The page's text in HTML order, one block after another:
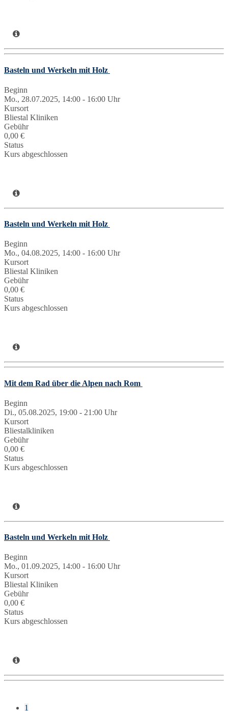
Basteln und Werkeln mit Holz
Beginn
Mo., 28.07.2025, 14:00 - 16:00 Uhr
Kursort
Bliestal Kliniken
Gebühr
0,00 €
Status
Kurs abgeschlossen
Basteln und Werkeln mit Holz
Beginn
Mo., 04.08.2025, 14:00 - 16:00 Uhr
Kursort
Bliestal Kliniken
Gebühr
0,00 €
Status
Kurs abgeschlossen
Mit dem Rad über die Alpen nach Rom
Beginn
Di., 05.08.2025, 19:00 - 21:00 Uhr
Kursort
Bliestalkliniken
Gebühr
0,00 €
Status
Kurs abgeschlossen
Basteln und Werkeln mit Holz
Beginn
Mo., 01.09.2025, 14:00 - 16:00 Uhr
Kursort
Bliestal Kliniken
Gebühr
0,00 €
Status
Kurs abgeschlossen
1